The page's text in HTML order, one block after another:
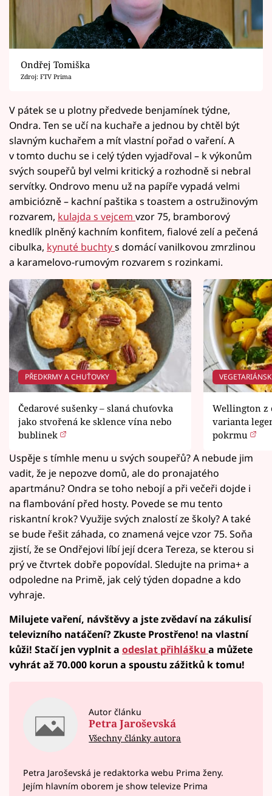
Ondřej Tomiška
Zdroj: FTV Prima
V pátek se u plotny předvede benjamínek týdne,
Ondra. Ten se učí na kuchaře a jednou by chtěl být
slavným kuchařem a mít vlastní pořad o vaření. A
v tomto duchu se i celý týden vyjadřoval – k výkonům
svých soupeřů byl velmi kritický a rozhodně si nebral
servítky. Ondrovo menu už na papíře vypadá velmi
ambiciózně – kachní paštika s toastem a ostružinovým
rozvarem, kulajda s vejcem vzor 75, bramborový
knedlík plněný kachním konfitem, fialové zelí a pečená
cibulka, kynuté buchtys domácí vanilkovou zmrzlinou
a karamelovo-rumovým rozvarem s rozinkami.
PŘEDKRMY A CHUŤOVKY
Čedarové sušenky – slaná chuťovka
jako stvořená ke sklence vína nebo
bublinek
Wellington z
varianta
pokrmu
Uspěje s tímhle menu u svých soupeřů? A nebude jim
vadit, že je nepozve domů, ale do pronajatého
apartmánu? Ondra se toho nebojí a při večeři dojde i
na flambování před hosty. Povede se mu tento
riskantní krok? Využije svých znalostí ze školy? A také
se bude řešit záhada, co znamená vejce vzor 75. Soňa
zjistí, že se Ondřejovi líbí její dcera Tereza, se kterou si
prý ve čtvrtek dobře popovídal. Sledujte na prima+ a
odpoledne na Primě, jak celý týden dopadne a kdo
vyhraje.
Milujete vaření, návštěvy a jste zvědaví na zákulisí
televizního natáčení? Zkuste Prostřeno! na vlastní
kůži! Stačí jen vyplnit a odeslat přihláškua můžete
vyhrát až 70.000 korun a spoustu zážitků k tomu!
Autor článku
Petra Jaroševská
Všechny články autora
Petra Jaroševská je redaktorka webu Prima ženy.
Jejím hlavním oborem je show televize Prima